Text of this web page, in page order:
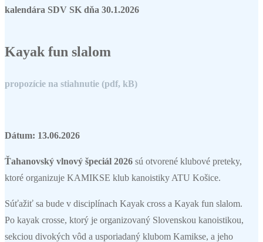
kalendára SDV SK dňa 30.1.2026
Kayak fun slalom
propozície na stiahnutie (pdf, kB)
Dátum: 13.06.2026
Ťahanovský vlnový špeciál 2026 sú otvorené klubové preteky,
ktoré organizuje KAMIKSE klub kanoistiky ATU Košice.
Súťažiť sa bude v disciplínach Kayak cross a Kayak fun slalom.
Po kayak crosse, ktorý je organizovaný Slovenskou kanoistikou,
sekciou divokých vôd a usporiadaný klubom Kamikse, a jeho